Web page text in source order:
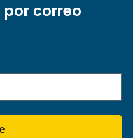
por correo